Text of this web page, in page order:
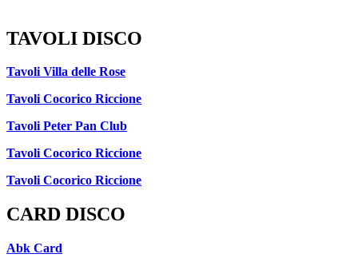
TAVOLI DISCO
Tavoli Villa delle Rose
Tavoli Cocorico Riccione
Tavoli Peter Pan Club
Tavoli Cocorico Riccione
Tavoli Cocorico Riccione
CARD DISCO
Abk Card